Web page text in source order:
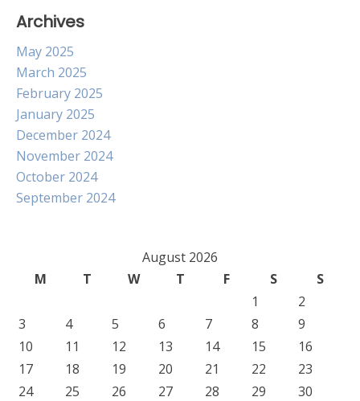
Archives
May 2025
March 2025
February 2025
January 2025
December 2024
November 2024
October 2024
September 2024
August 2026
M
T W T F S
S
1
2
3
4 5 6 7 8
9
10
11 12 13 14 15
16
17
18 19 20 21 22
23
24
25 26 27 28 29
30